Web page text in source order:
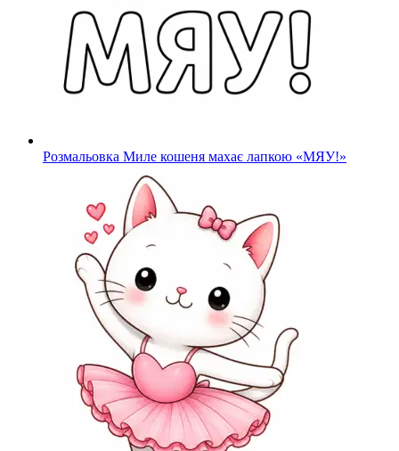
Розмальовка Миле кошеня махає лапкою «МЯУ!»